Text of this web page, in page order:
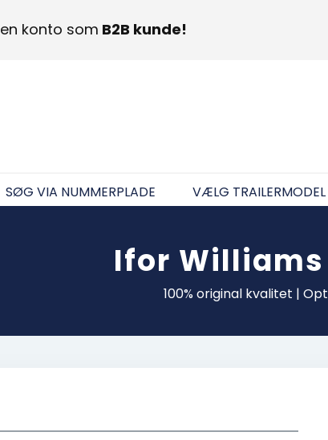
en konto som B2B kunde!
SØG VIA NUMMERPLADE VÆLG TRAILERMODEL
Ifor Williams
100% original kvalitet |